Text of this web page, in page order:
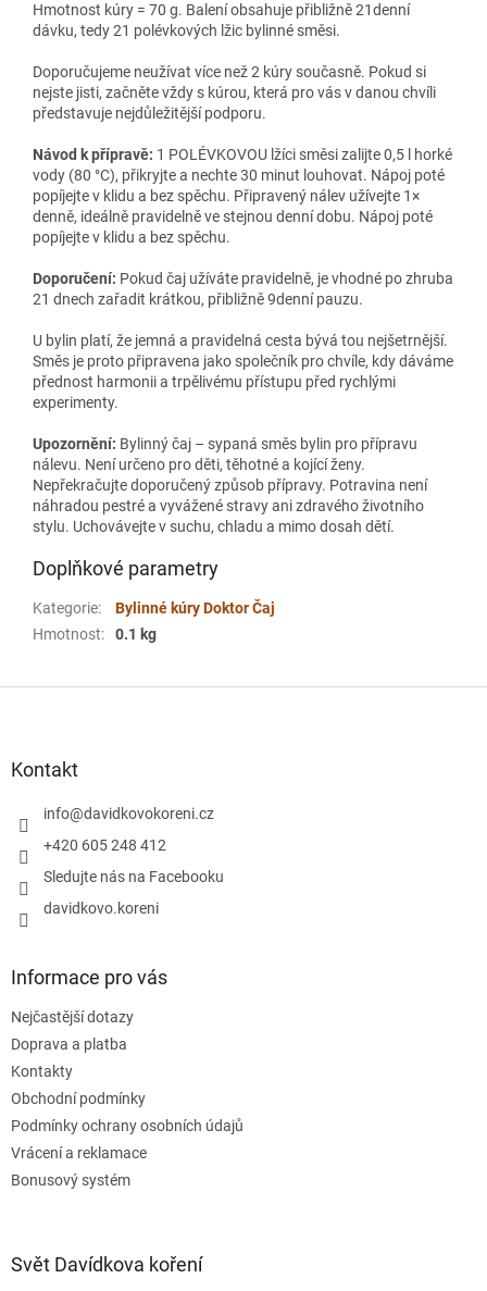
Hmotnost kúry = 70 g. Balení obsahuje přibližně 21denní
dávku, tedy 21 polévkových lžic bylinné směsi.
Doporučujeme neužívat více než 2 kúry současně. Pokud si
nejste jisti, začněte vždy s kúrou, která pro vás v danou chvíli
představuje nejdůležitější podporu.
Návod k přípravě: 1 POLÉVKOVOU lžíci směsi zalijte 0,5 l horké
vody (80 °C), přikryjte a nechte 30 minut louhovat. Nápoj poté
popíjejte v klidu a bez spěchu. Připravený nálev užívejte 1×
denně, ideálně pravidelně ve stejnou denní dobu. Nápoj poté
popíjejte v klidu a bez spěchu.
Doporučení: Pokud čaj užíváte pravidelně, je vhodné po zhruba
21 dnech zařadit krátkou, přibližně 9denní pauzu.
U bylin platí, že jemná a pravidelná cesta bývá tou nejšetrnější.
Směs je proto připravena jako společník pro chvíle, kdy dáváme
přednost harmonii a trpělivému přístupu před rychlými
experimenty.
Upozornění: Bylinný čaj – sypaná směs bylin pro přípravu
nálevu. Není určeno pro děti, těhotné a kojící ženy.
Nepřekračujte doporučený způsob přípravy. Potravina není
náhradou pestré a vyvážené stravy ani zdravého životního
stylu. Uchovávejte v suchu, chladu a mimo dosah dětí.
Doplňkové parametry
Kategorie:
Bylinné kúry Doktor Čaj
Hmotnost: 0.1 kg
Kontakt
info@davidkovokoreni.cz
+420 605 248 412
Sledujte nás na Facebooku
davidkovo.koreni
Informace pro vás
Nejčastější dotazy
Doprava a platba
Kontakty
Obchodní podmínky
Podmínky ochrany osobních údajů
Vrácení a reklamace
Bonusový systém
Svět Davídkova koření